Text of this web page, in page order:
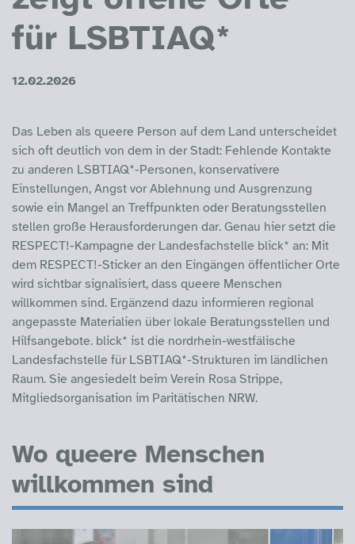
für LSBTIAQ*
12.02.2026
Das Leben als queere Person auf dem Land unterscheidet
sich oft deutlich von dem in der Stadt: Fehlende Kontakte
zu anderen LSBTIAQ*-Personen, konservativere
Einstellungen, Angst vor Ablehnung und Ausgrenzung
sowie ein Mangel an Treffpunkten oder Beratungsstellen
stellen große Herausforderungen dar. Genau hier setzt die
RESPECT!-Kampagne der Landesfachstelle blick* an: Mit
dem RESPECT!-Sticker an den Eingängen öffentlicher Orte
wird sichtbar signalisiert, dass queere Menschen
willkommen sind. Ergänzend dazu informieren regional
angepasste Materialien über lokale Beratungsstellen und
Hilfsangebote. blick* ist die nordrhein-westfälische
Landesfachstelle für LSBTIAQ*-Strukturen im ländlichen
Raum. Sie angesiedelt beim Verein Rosa Strippe,
Mitgliedsorganisation im Paritätischen NRW.
Wo queere Menschen
willkommen sind